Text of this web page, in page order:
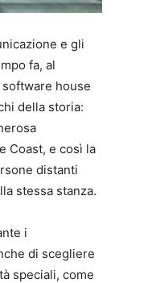
e gli
fa, al
house
della storia:
Coast, e così la
distanti
stessa stanza.
i
di scegliere
speciali, come